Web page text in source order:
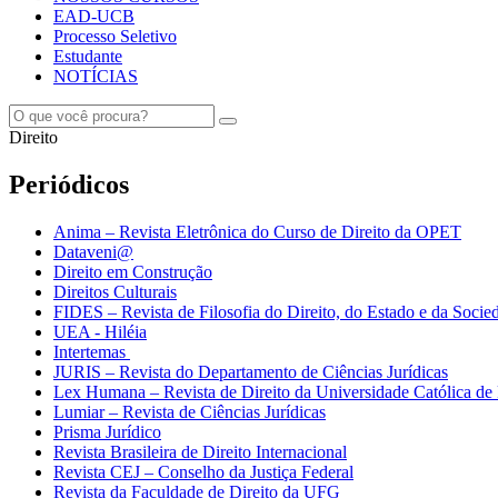
EAD-UCB
Processo Seletivo
Estudante
NOTÍCIAS
Direito
Periódicos
Anima – Revista Eletrônica do Curso de Direito da OPET
Dataveni@
Direito em Construção
Direitos Culturais
FIDES – Revista de Filosofia do Direito, do Estado e da
UEA - Hiléia
Intertemas
JURIS – Revista do Departamento de Ciências Jurídicas
Lex Humana – Revista de Direito da Universidade Católica de
Lumiar – Revista de Ciências Jurídicas
Prisma Jurídico
Revista Brasileira de Direito Internacional
Revista CEJ – Conselho da Justiça Federal
Revista da Faculdade de Direito da UFG